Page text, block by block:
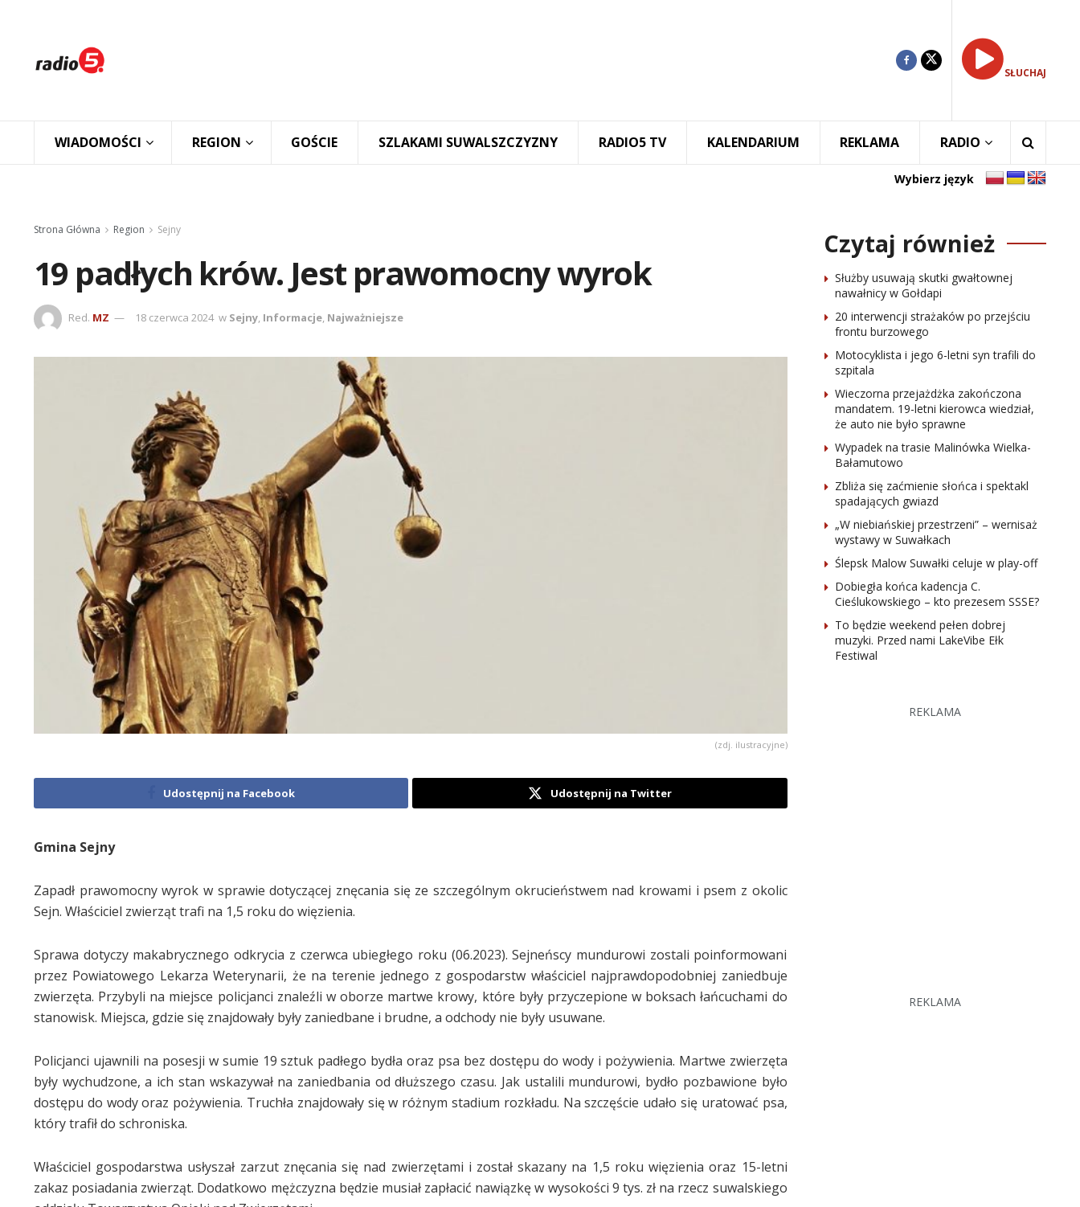
SŁUCHAJ
WIADOMOŚCI REGION GOŚCIE SZLAKAMI SUWALSZCZYZNY RADIO5 TV KALENDARIUM REKLAMA RADIO
Wybierz język
Strona Główna Region Sejny
19 padłych krów. Jest prawomocny wyrok
Red. MZ 18 czerwca 2024 w Sejny, Informacje, Najważniejsze
(zdj. ilustracyjne)
Udostępnij na Facebook Udostępnij na Twitter
Gmina Sejny
Zapadł prawomocny wyrok w sprawie dotyczącej znęcania się ze szczególnym okrucieństwem nad krowami i psem z okolic
Sejn. Właściciel zwierząt trafi na 1,5 roku do więzienia.
Sprawa dotyczy makabrycznego odkrycia z czerwca ubiegłego roku (06.2023). Sejneńscy mundurowi zostali poinformowani
przez Powiatowego Lekarza Weterynarii, że na terenie jednego z gospodarstw właściciel najprawdopodobniej zaniedbuje
zwierzęta. Przybyli na miejsce policjanci znaleźli w oborze martwe krowy, które były przyczepione w boksach łańcuchami do
stanowisk. Miejsca, gdzie się znajdowały były zaniedbane i brudne, a odchody nie były usuwane.
Policjanci ujawnili na posesji w sumie 19 sztuk padłego bydła oraz psa bez dostępu do wody i pożywienia. Martwe zwierzęta
były wychudzone, a ich stan wskazywał na zaniedbania od dłuższego czasu. Jak ustalili mundurowi, bydło pozbawione było
dostępu do wody oraz pożywienia. Truchła znajdowały się w różnym stadium rozkładu. Na szczęście udało się uratować psa,
który trafił do schroniska.
Właściciel gospodarstwa usłyszał zarzut znęcania się nad zwierzętami i został skazany na 1,5 roku więzienia oraz 15-letni
zakaz posiadania zwierząt. Dodatkowo mężczyzna będzie musiał zapłacić nawiązkę w wysokości 9 tys. zł na rzecz suwalskiego
Czytaj również
Służby usuwają skutki gwałtownej
nawałnicy w Gołdapi
20 interwencji strażaków po przejściu
frontu burzowego
Motocyklista i jego 6-letni syn trafili do
szpitala
Wieczorna przejażdżka zakończona
mandatem. 19-letni kierowca wiedział,
że auto nie było sprawne
Wypadek na trasie Malinówka Wielka-
Bałamutowo
Zbliża się zaćmienie słońca i spektakl
spadających gwiazd
„W niebiańskiej przestrzeni” – wernisaż
wystawy w Suwałkach
Ślepsk Malow Suwałki celuje w play-off
Dobiegła końca kadencja C.
Cieślukowskiego – kto prezesem SSSE?
To będzie weekend pełen dobrej
muzyki. Przed nami LakeVibe Ełk
Festiwal
REKLAMA
REKLAMA